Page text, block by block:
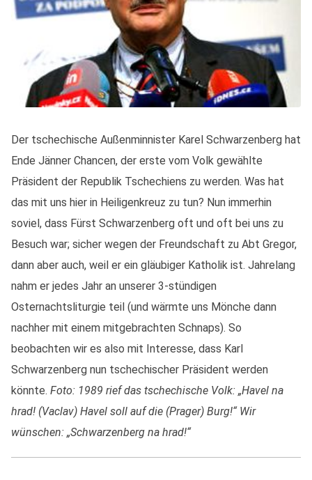
Der tschechische Außenminnister Karel Schwarzenberg hat
Ende Jänner Chancen, der erste vom Volk gewählte
Präsident der Republik Tschechiens zu werden. Was hat
das mit uns hier in Heiligenkreuz zu tun? Nun immerhin
soviel, dass Fürst Schwarzenberg oft und oft bei uns zu
Besuch war; sicher wegen der Freundschaft zu Abt Gregor,
dann aber auch, weil er ein gläubiger Katholik ist. Jahrelang
nahm er jedes Jahr an unserer 3-stündigen
Osternachtsliturgie teil (und wärmte uns Mönche dann
nachher mit einem mitgebrachten Schnaps). So
beobachten wir es also mit Interesse, dass Karl
Schwarzenberg nun tschechischer Präsident werden
könnte. Foto: 1989 rief das tschechische Volk: „Havel na
hrad! (Vaclav) Havel soll auf die (Prager) Burg!“ Wir
wünschen: „Schwarzenberg na hrad!“